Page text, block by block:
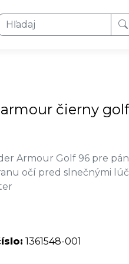
čierny
Armour Golf 96 pre
očí pred slnečnými
1361548-001